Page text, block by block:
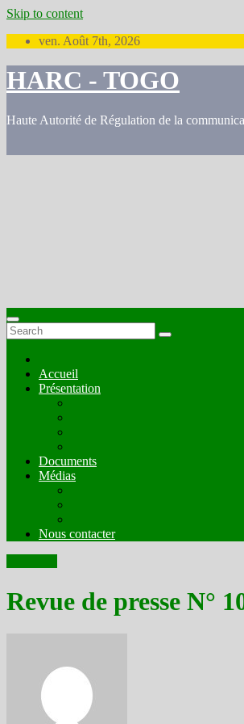
Skip to content
ven. Août 7th, 2026
HARC - TOGO
Haute Autorité de Régulation de la
Accueil
Présentation
Documents
Médias
Nous contacter
Revue de presse N°